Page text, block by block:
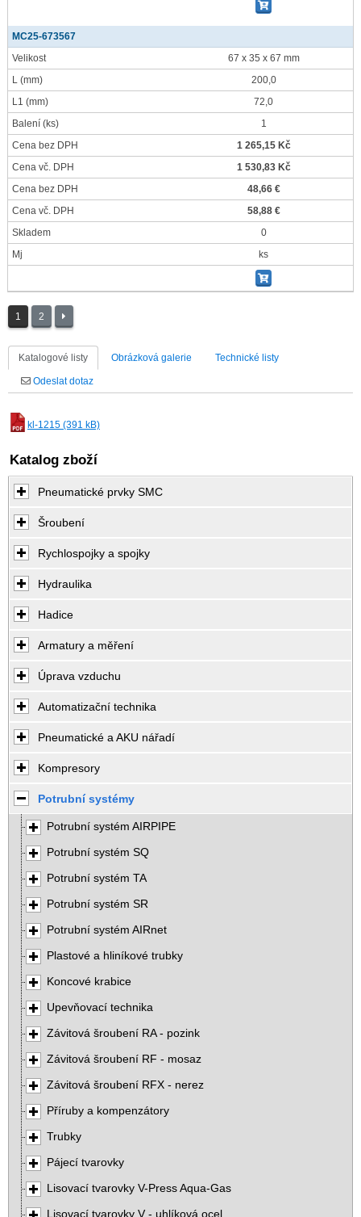
MC25-673567
Velikost
67 x 35 x 67 mm
L (mm)
200,0
L1 (mm)
72,0
Balení (ks)
1
Cena bez DPH
1 265,15 Kč
Cena vč. DPH
1 530,83 Kč
Cena bez DPH
48,66 €
Cena vč. DPH
58,88 €
Skladem
0
Mj
ks
1 2
Katalogové listy Obrázková galerie Technické listy
Odeslat dotaz
kl-1215 (391 kB)
Katalog zboží
Pneumatické prvky SMC
Šroubení
Rychlospojky a spojky
Hydraulika
Hadice
Armatury a měření
Úprava vzduchu
Automatizační technika
Pneumatické a AKU nářadí
Kompresory
Potrubní systémy
Potrubní systém AIRPIPE
Potrubní systém SQ
Potrubní systém TA
Potrubní systém SR
Potrubní systém AIRnet
Plastové a hliníkové trubky
Koncové krabice
Upevňovací technika
Závitová šroubení RA - pozink
Závitová šroubení RF - mosaz
Závitová šroubení RFX - nerez
Příruby a kompenzátory
Trubky
Pájecí tvarovky
Lisovací tvarovky V-Press Aqua-Gas
Lisovací tvarovky V - uhlíková ocel